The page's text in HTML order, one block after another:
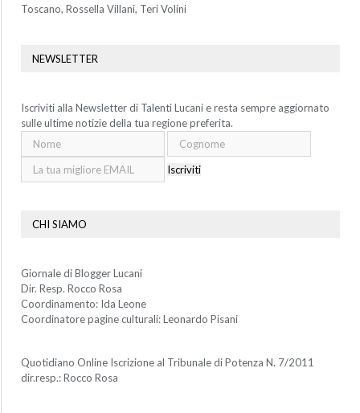
Toscano, Rossella Villani, Teri Volini
NEWSLETTER
Iscriviti alla Newsletter di Talenti Lucani e resta sempre aggiornato
sulle ultime notizie della tua regione preferita.
Iscriviti
CHI SIAMO
Giornale di Blogger Lucani
Dir. Resp. Rocco Rosa
Coordinamento: Ida Leone
Coordinatore pagine culturali: Leonardo Pisani
Quotidiano Online Iscrizione al Tribunale di Potenza N. 7/2011
dir.resp.: Rocco Rosa